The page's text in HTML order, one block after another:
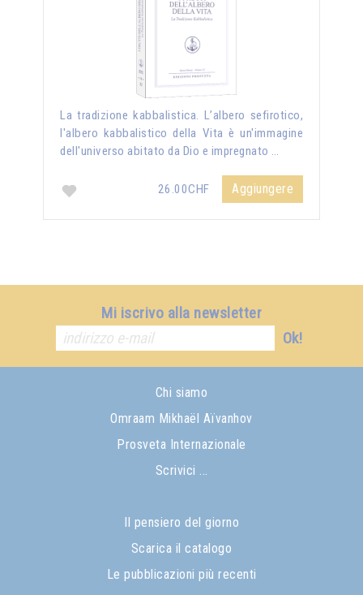
La tradizione kabbalistica. L’albero sefirotico,
l'albero kabbalistico della Vita è un'immagine
dell'universo abitato da Dio e impregnato …
26.00CHF Aggiungere
Mi iscrivo alla newsletter
Ok!
Chi siamo
Omraam Mikhaël Aïvanhov
Prosveta Internazionale
Scrivici ...
Il pensiero del giorno
Scarica il catalogo
Le pubblicazioni più recenti